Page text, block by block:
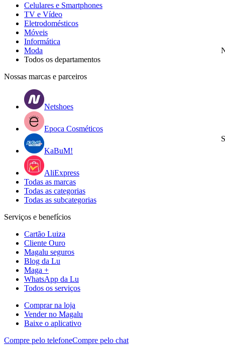
Celulares e Smartphones
TV e Vídeo
Eletrodomésticos
Móveis
Informática
Moda
Todos os departamentos
Nossas marcas e parceiros
Netshoes
Epoca Cosméticos
KaBuM!
AliExpress
Todas as marcas
Todas as categorias
Todas as subcategorias
Serviços e benefícios
Cartão Luiza
Cliente Ouro
Magalu seguros
Blog da Lu
Maga +
WhatsApp da Lu
Todos os serviços
Comprar na loja
Vender no Magalu
Baixe o aplicativo
Compre pelo telefoneCompre pelo chat